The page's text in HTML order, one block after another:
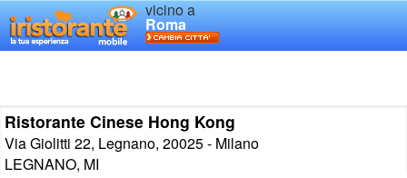
vicino a
Roma
Ristorante Cinese Hong Kong
Via Giolitti 22, Legnano, 20025 - Milano
LEGNANO, MI